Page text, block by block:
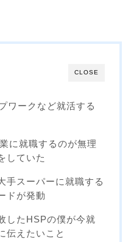
CLOSE
ワークなど就活する
に就職するのが無理
していた
手スーパーに就職する
ドが発動
したHSPの僕が今就
伝えたいこと